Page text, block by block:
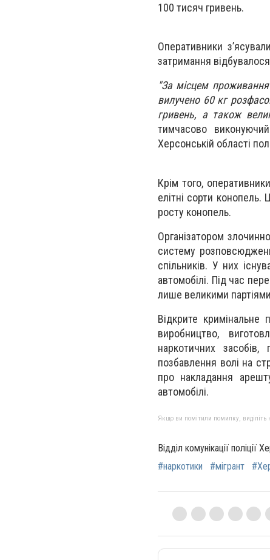
100 тисяч гривень.
Оперативники
затримання
"За місцем проживання
вилучено 60 кг
гривень, а також
тимчасово
Херсонській області
Крім того,
елітні сорти
росту конопель.
Організатором
систему
спільників. У них
автомобілі. Під час
лише великими
Відкрите
виробництво,
наркотичних засобів,
позбавлення волі на
про накладання
автомобілі.
Якщо ви помітили помилку, виділіть
Відділ комунікації поліції
#наркотики
#мігрант